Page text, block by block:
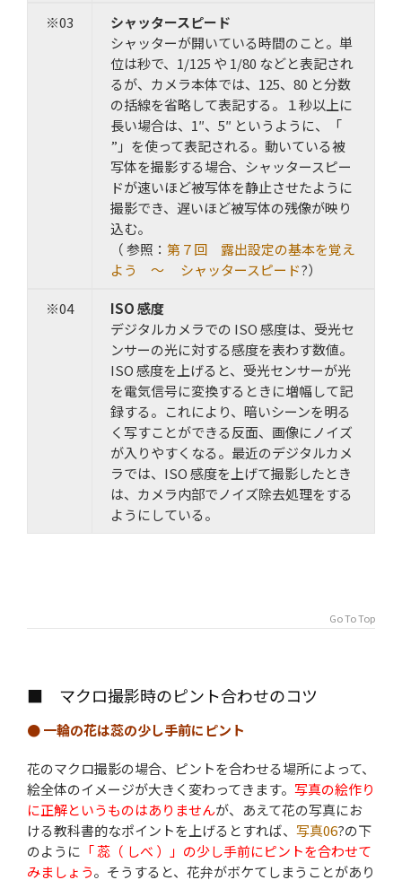
※03
シャッタースピード
シャッターが開いている時間のこと。単
位は秒で、1/125 や 1/80 などと表記され
るが、カメラ本体では、125、80 と分数
の括線を省略して表記する。１秒以上に
長い場合は、1″、5″ というように、「
”」を使って表記される。動いている被
写体を撮影する場合、シャッタースピー
ドが速いほど被写体を静止させたように
撮影でき、遅いほど被写体の残像が映り
込む。
（ 参照： 第７回 露出設定の基本を覚え
よう ～ シャッタースピード?）
※04
ISO 感度
デジタルカメラでの ISO 感度は、受光セ
ンサーの光に対する感度を表わす数値。
ISO 感度を上げると、受光センサーが光
を電気信号に変換するときに増幅して記
録する。これにより、暗いシーンを明る
く写すことができる反面、画像にノイズ
が入りやすくなる。最近のデジタルカメ
ラでは、ISO 感度を上げて撮影したとき
は、カメラ内部でノイズ除去処理をする
ようにしている。
Go To Top
■ マクロ撮影時のピント合わせのコツ
● 一輪の花は蕊の少し手前にピント
花のマクロ撮影の場合、ピントを合わせる場所によって、
絵全体のイメージが大きく変わってきます。 写真の絵作り
に正解というものはありませんが、あえて花の写真にお
ける教科書的なポイントを上げるとすれば、 写真06?の下
のように 「 蕊（ しべ ）」の少し手前にピントを合わせて
みましょう。そうすると、花弁がボケてしまうことがあり